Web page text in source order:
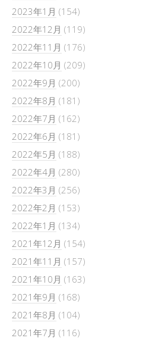
2023年1月 (154)
2022年12月 (119)
2022年11月 (176)
2022年10月 (209)
2022年9月 (200)
2022年8月 (181)
2022年7月 (162)
2022年6月 (181)
2022年5月 (188)
2022年4月 (280)
2022年3月 (256)
2022年2月 (153)
2022年1月 (134)
2021年12月 (154)
2021年11月 (157)
2021年10月 (163)
2021年9月 (168)
2021年8月 (104)
2021年7月 (116)